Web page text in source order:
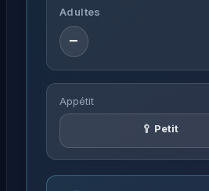
Adultes
−
Appétit
🥄 Petit